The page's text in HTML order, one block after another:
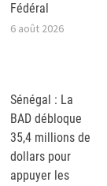
Fédéral
6 août 2026
Sénégal : La
BAD débloque
35,4 millions de
dollars pour
appuyer les